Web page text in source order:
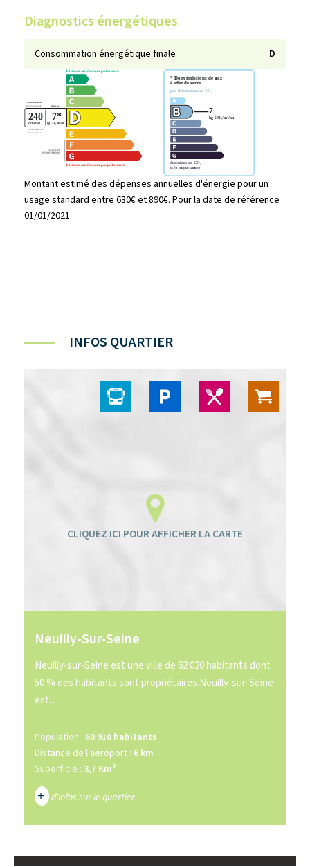
Diagnostics énergétiques
Consommation énergétique finale D
Montant estimé des dépenses annuelles d'énergie pour un
usage standard entre 630€ et 890€. Pour la date de référence
01/01/2021.
INFOS QUARTIER
Neuilly-Sur-Seine
Neuilly-sur-Seine est une ville de 62 020 habitants dont
50 % des habitants sont propriétaires.Neuilly-sur-Seine
est...
Population : 60 910 habitants
Distance de l'aéroport : 6 km
Superficie : 3,7 Km²
+ d'infos sur le quartier